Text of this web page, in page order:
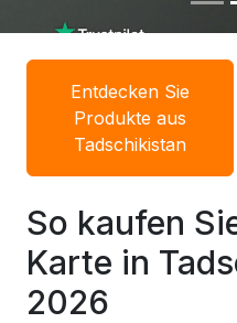
Entdecken Sie
Produkte aus
Tadschikistan
So kaufen
Karte in
2026